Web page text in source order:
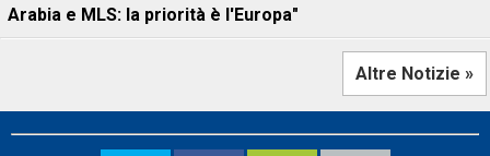
Arabia e MLS: la priorità è l'Europa"
Altre Notizie »